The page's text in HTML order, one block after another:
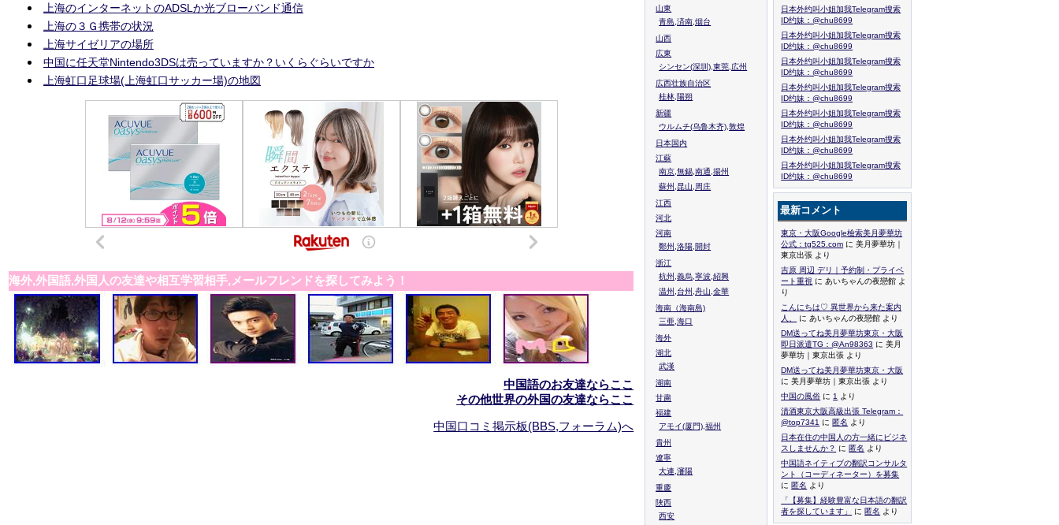
上海のインターネットのADSLか光ブローバンド通信
上海の３Ｇ携帯の状況
上海サイゼリアの場所
中国に任天堂Nintendo3DSは売っていますか？いくらぐらいですか
上海虹口足球場(上海虹口サッカー場)の地図
海外,外国語,外国人の友達や相互学習相手,メールフレンドを探してみよう！
中国語のお友達ならここ
その他世界の外国の友達ならここ
中国口コミ掲示板(BBS,フォーラム)へ
山東
青島,済南,烟台
山西
広東
シンセン(深圳),東莞,広州
広西壮族自治区
桂林,陽朔
新疆
ウルムチ(乌鲁木齐),敦煌
日本国内
江蘇
南京,無錫,南通,揚州
蘇州,昆山,周庄
江西
河北
河南
鄭州,洛陽,開封
浙江
杭州,義烏,寧波,紹興
温州,台州,舟山,金華
海南（海南島)
三亜,海口
海外
湖北
武漢
湖南
甘粛
福建
アモイ(厦門),福州
貴州
遼寧
大連,瀋陽
重慶
陜西
西安
日本外约叫小姐加我Telegram搜索
ID约妹：@chu8699
日本外约叫小姐加我Telegram搜索
ID约妹：@chu8699
日本外约叫小姐加我Telegram搜索
ID约妹：@chu8699
日本外约叫小姐加我Telegram搜索
ID约妹：@chu8699
日本外约叫小姐加我Telegram搜索
ID约妹：@chu8699
日本外约叫小姐加我Telegram搜索
ID约妹：@chu8699
日本外约叫小姐加我Telegram搜索
ID约妹：@chu8699
最新コメント
東京・大阪Google檢索美月夢華坊
公式：tg525.com に 美月夢華坊｜
東京出張 より
吉原 周辺 デリ｜予約制・プライベ
ート重視 に あいちゃんの夜戀館 よ
り
こんにちは♡ 異世界から来た案内
人、
に あいちゃんの夜戀館 より
DM送ってね美月夢華坊東京・大阪
即日派遣TG：@An98363 に 美月
夢華坊｜東京出張 より
DM送ってね美月夢華坊東京・大阪
に 美月夢華坊｜東京出張 より
中国の風俗 に 1
より
清酒東京大阪高級出張 Telegram：
@top7341 に 匿名 より
日本在住の中国人の方一緒にビジネ
スしませんか？ に 匿名 より
中国語ネイティブの翻訳コンサルタ
ント（コーディネーター）を募集
に 匿名 より
「【募集】経験豊富な日本語の翻訳
者を探しています」
に 匿名 より